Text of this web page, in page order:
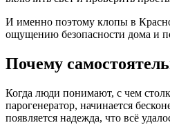
И именно поэтому клопы в
ощущению безопасности дома и
Почему
Когда люди понимают, с чем
парогенератор, начинается
появляется надежда, что всё